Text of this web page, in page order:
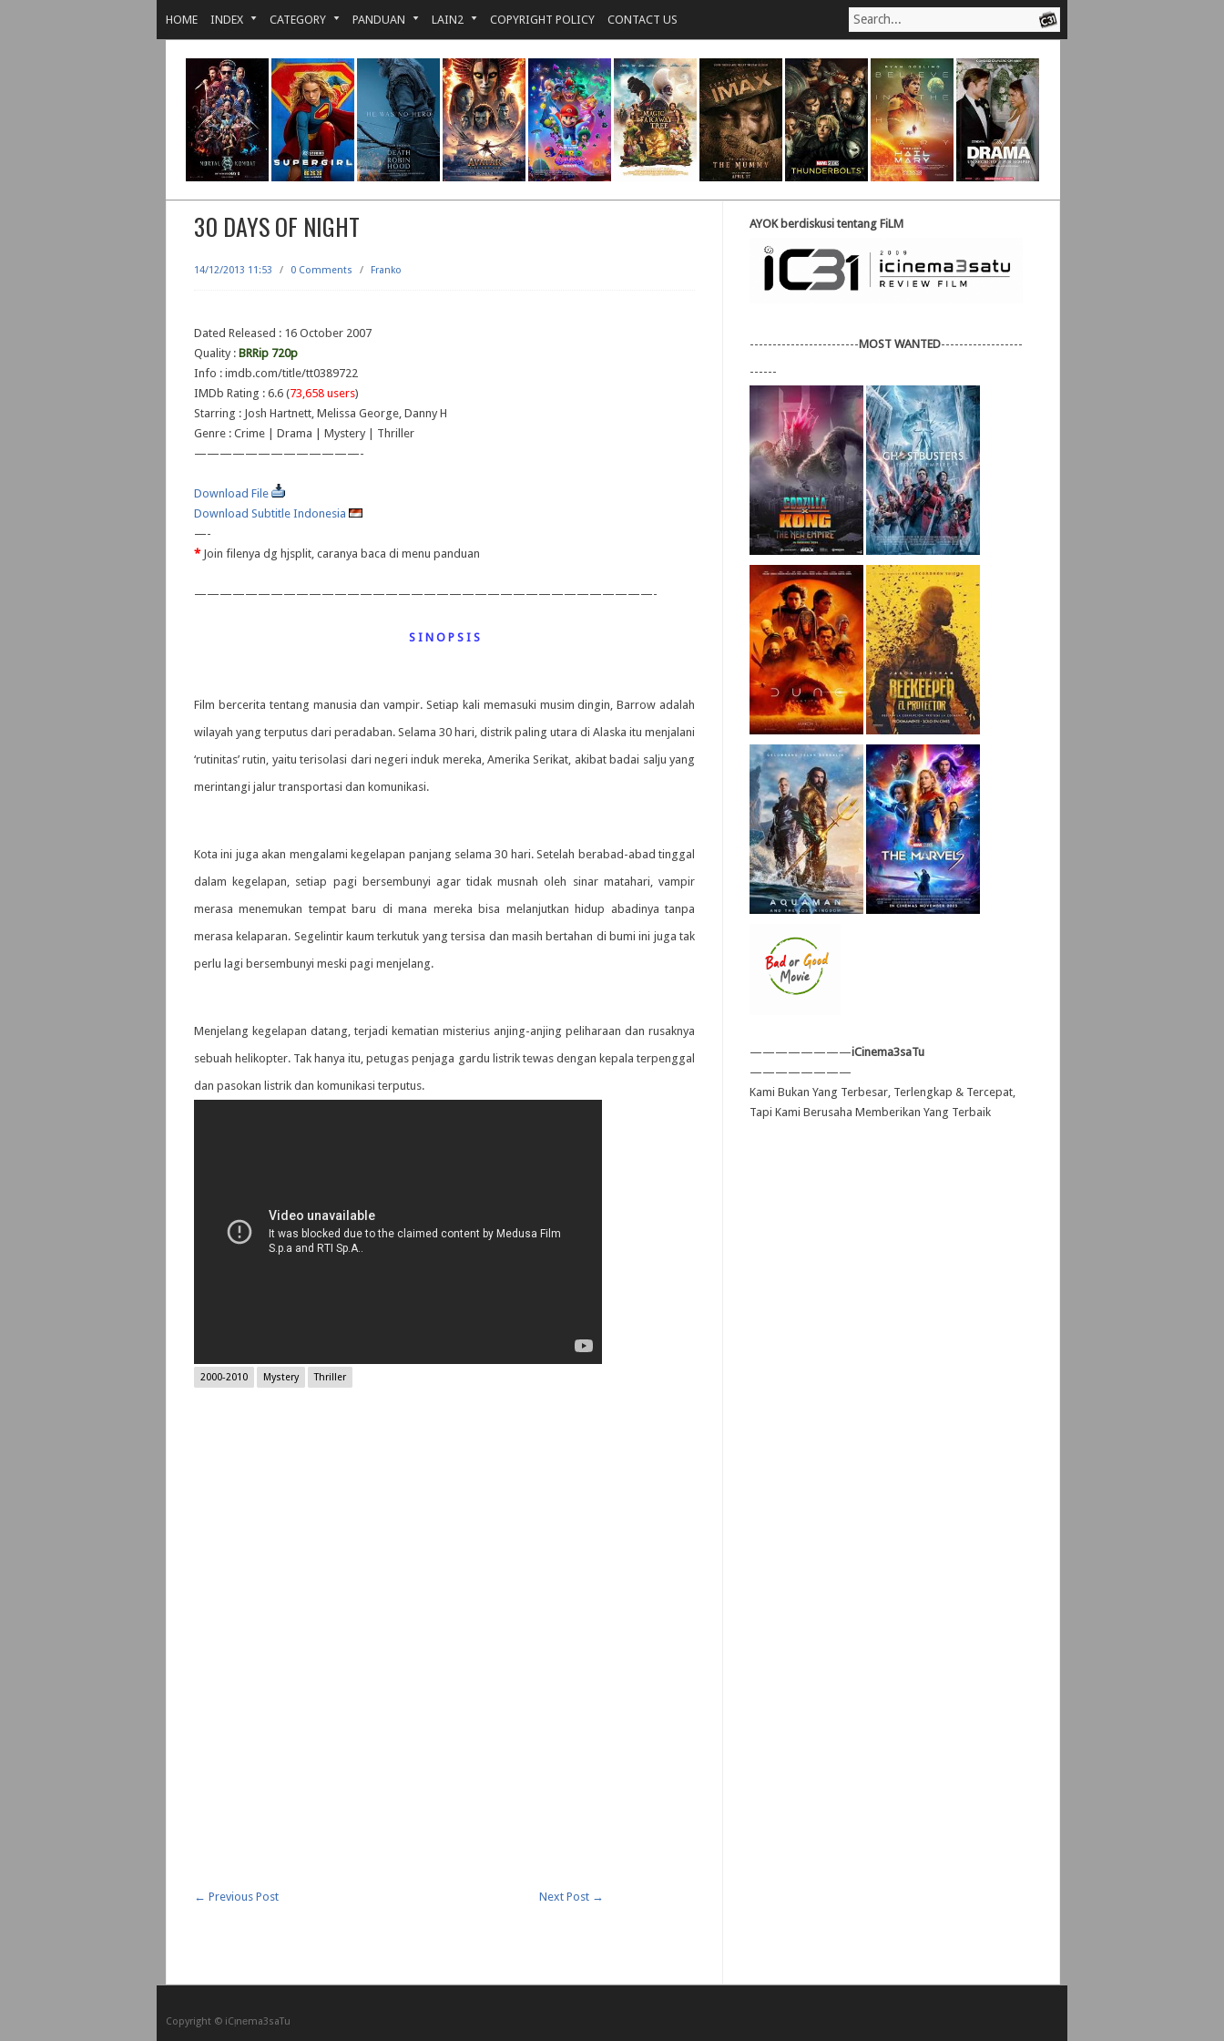
HOME INDEX CATEGORY PANDUAN LAIN2 COPYRIGHT POLICY CONTACT US
30 DAYS OF NIGHT
14/12/2013 11:53 / 0 Comments / Franko
Dated Released : 16 October 2007
Quality : BRRip 720p
Info : imdb.com/title/tt0389722
IMDb Rating : 6.6 (73,658 users)
Starring : Josh Hartnett, Melissa George, Danny H
Genre : Crime | Drama | Mystery | Thriller
—————————————-
Download File
Download Subtitle Indonesia
—-
*Join filenya dg hjsplit, caranya baca di menu panduan
————————————————————————————————————-
S I N O P S I S
Film bercerita tentang manusia dan vampir. Setiap kali memasuki musim dingin, Barrow adalah
wilayah yang terputus dari peradaban. Selama 30 hari, distrik paling utara di Alaska itu menjalani
‘rutinitas’ rutin, yaitu terisolasi dari negeri induk mereka, Amerika Serikat, akibat badai salju yang
merintangi jalur transportasi dan komunikasi.
Kota ini juga akan mengalami kegelapan panjang selama 30 hari. Setelah berabad-abad tinggal
dalam kegelapan, setiap pagi bersembunyi agar tidak musnah oleh sinar matahari, vampir
merasa menemukan tempat baru di mana mereka bisa melanjutkan hidup abadinya tanpa
merasa kelaparan. Segelintir kaum terkutuk yang tersisa dan masih bertahan di bumi ini juga tak
perlu lagi bersembunyi meski pagi menjelang.
Menjelang kegelapan datang, terjadi kematian misterius anjing-anjing peliharaan dan rusaknya
sebuah helikopter. Tak hanya itu, petugas penjaga gardu listrik tewas dengan kepala terpenggal
dan pasokan listrik dan komunikasi terputus.
2000-2010 Mystery Thriller
← Previous Post Next Post →
AYOK berdiskusi tentang FiLM
------------------------MOST WANTED------------------
------
————————iCinema3saTu
————————
Kami Bukan Yang Terbesar, Terlengkap & Tercepat,
Tapi Kami Berusaha Memberikan Yang Terbaik
Copyright © iCᴉnеma3saTu